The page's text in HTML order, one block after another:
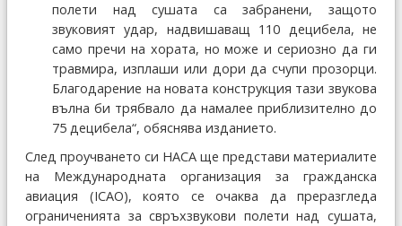
полети над сушата са забранени, защото
звуковият удар, надвишаващ 110 децибела, не
само пречи на хората, но може и сериозно да ги
травмира, изплаши или дори да счупи прозорци.
Благодарение на новата конструкция тази звукова
вълна би трябвало да намалее приблизително до
75 децибела“, обяснява изданието.
След проучването си НАСА ще представи материалите
на Международната организация за гражданска
авиация (ICAO), която се очаква да преразгледа
ограниченията за свръхзвукови полети над сушата,